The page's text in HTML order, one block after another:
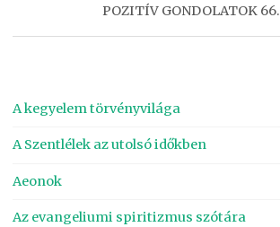
POZITÍV GONDOLATOK 66.
A kegyelem törvényvilága
A Szentlélek az utolsó időkben
Aeonok
Az evangeliumi spiritizmus szótára